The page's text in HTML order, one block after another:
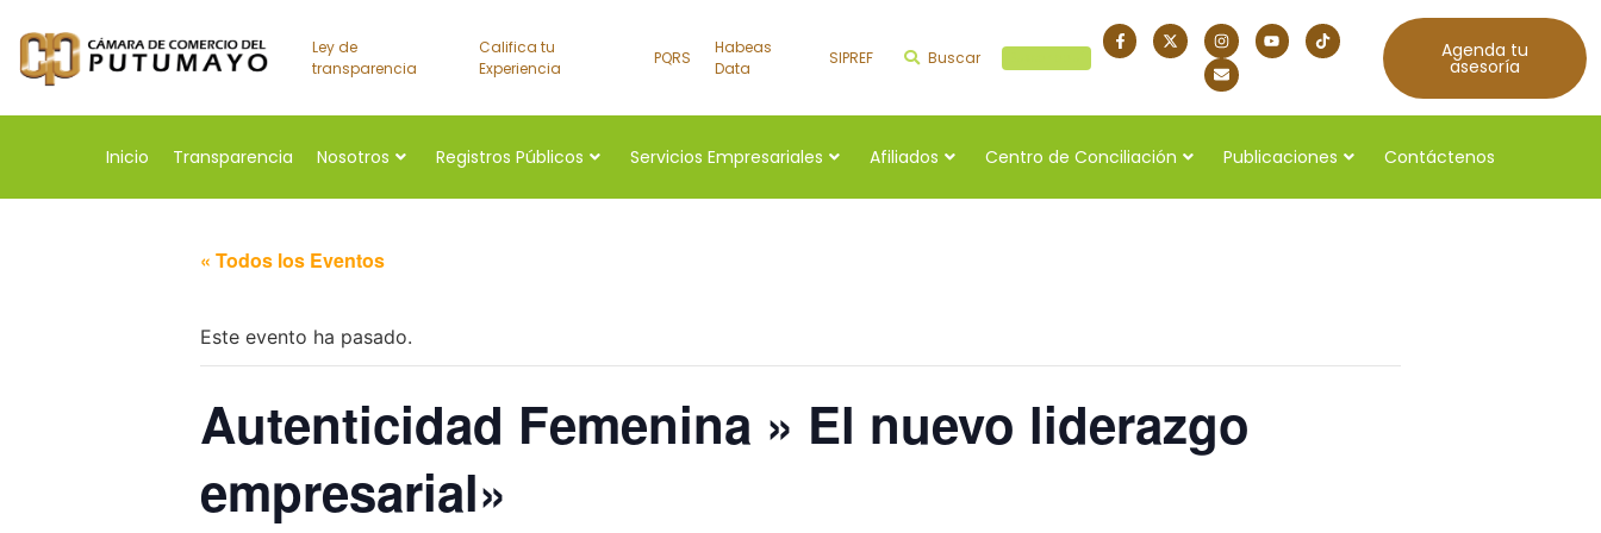
Ley de
transparencia
Califica tu
Experiencia
PQRS
Habeas
Data
SIPREF Buscar Agenda tu
asesoría
Inicio Transparencia Nosotros Registros Públicos Servicios Empresariales Afiliados Centro de Conciliación Publicaciones Contáctenos
« Todos los Eventos
Este evento ha pasado.
Autenticidad Femenina » El nuevo liderazgo
empresarial»